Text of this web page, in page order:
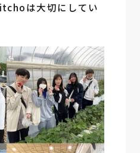
は⼤切にしてい